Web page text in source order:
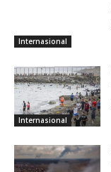
Internasional
Internasional